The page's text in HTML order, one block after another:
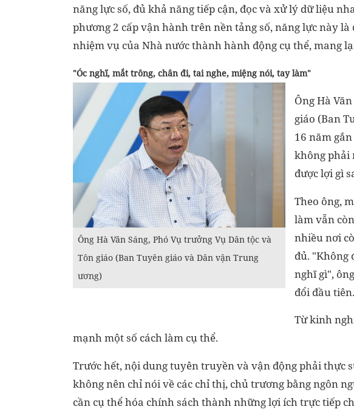
năng lực số, đủ khả năng tiếp cận, đọc và xử lý dữ liệu
phương 2 cấp vận hành trên nền tảng số, năng lực này
nhiệm vụ của Nhà nước thành hành động cụ thể, mang
"Óc nghĩ, mắt trông, chân đi, tai nghe, miệng nói, tay làm"
Ông Hà Văn Sáng, Phó Vụ trưởng Vụ Dân tộc và
Tôn giáo (Ban Tuyên giáo và Dân vận Trung
ương)
Ông Hà
giáo (Ban
16 năm
không phải
được lợi gì
Theo ông,
làm vẫn
nhiều nơi
đủ. "Không
nghĩ gì",
đổi đầu tiên.
Từ kinh
mạnh một số cách làm cụ thể.
Trước hết, nội dung tuyên truyền và vận động phải thực
không nên chỉ nói về các chỉ thị, chủ trương bằng ngôn
cần cụ thể hóa chính sách thành những lợi ích trực tiếp